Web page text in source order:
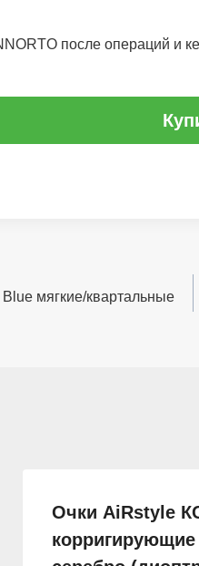
после операций и
мягкие/квартальные
Очки AiRstyle